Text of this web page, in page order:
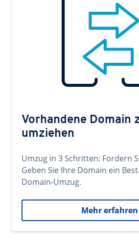
Vorhandene Domain
umziehen
Umzug in 3 Schritten: Fordern
Geben Sie Ihre Domain ein
Domain-Umzug.
Mehr erfahren